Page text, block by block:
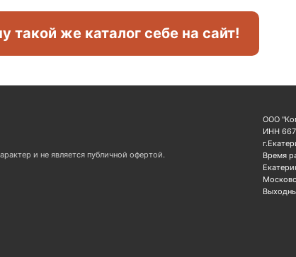
такой же каталог себе на сайт!
и не является публичной офертой.
ООО
ИНН
Время